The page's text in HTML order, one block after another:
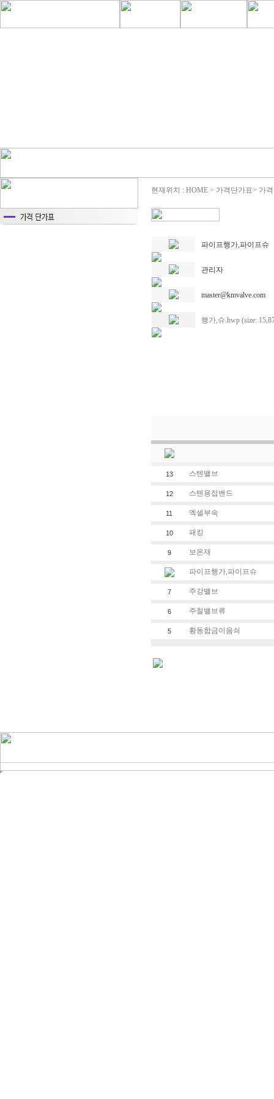
현재위치 : HOME > 가격단가표> 가
파이프행가,파이프슈
관리자
master@kmvalve.com
행가,슈.hwp (size:
13 스텐밸브
12 스텐용접밴드
11 엑셀부속
10 패킹
9 보온재
파이프행가,파이프슈
7 주강밸브
6 주철밸브류
5 황동합금이음쇠